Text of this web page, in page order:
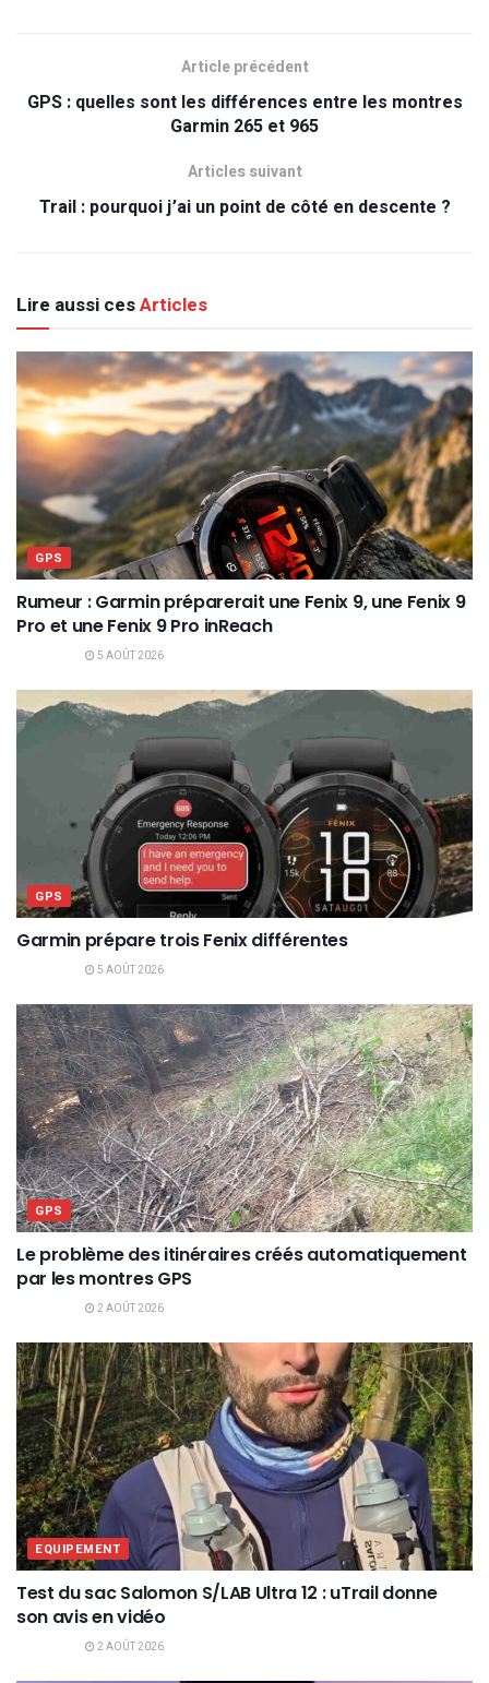
Article précédent
GPS : quelles sont les différences entre les montres
Garmin 265 et 965
Articles suivant
Trail : pourquoi j’ai un point de côté en descente ?
Lire aussi cesArticles
GPS
Rumeur : Garmin préparerait une Fenix 9, une Fenix 9
Pro et une Fenix 9 Pro inReach
5 AOÛT 2026
GPS
Garmin prépare trois Fenix différentes
5 AOÛT 2026
GPS
Le problème des itinéraires créés automatiquement
par les montres GPS
2 AOÛT 2026
EQUIPEMENT
Test du sac Salomon S/LAB Ultra 12 : uTrail donne
son avis en vidéo
2 AOÛT 2026